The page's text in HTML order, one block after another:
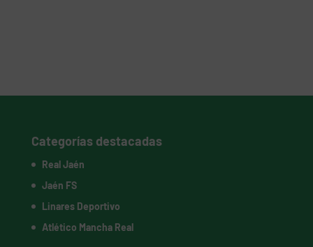
Categorías destacadas
Real Jaén
Jaén FS
Linares Deportivo
Atlético Mancha Real